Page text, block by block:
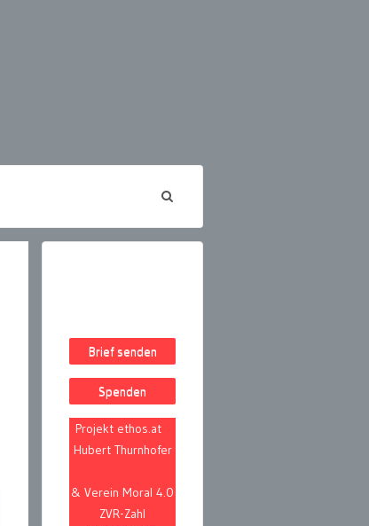
Brief senden
Spenden
Projekt ethos.at
Hubert Thurnhofer
& Verein Moral 4.0
ZVR-Zahl